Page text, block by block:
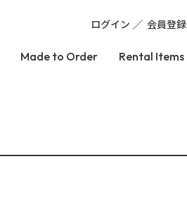
ログイン 会員登録
Made to Order Rental Items